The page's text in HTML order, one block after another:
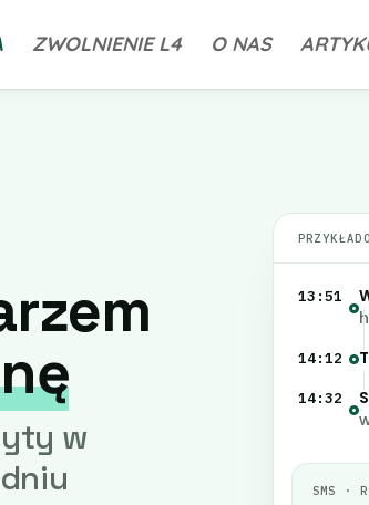
ZWOLNIENIE L4 O NAS
w
13:51
14:12
14:32
SMS ·